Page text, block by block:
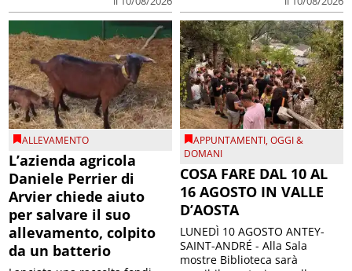
ALLEVAMENTO
L’azienda agricola
Daniele Perrier di
Arvier chiede aiuto
per salvare il suo
allevamento, colpito
da un batterio
APPUNTAMENTI,OGGI &
DOMANI
COSA FARE DAL 10 AL
16 AGOSTO IN VALLE
D’AOSTA
LUNEDÌ 10 AGOSTO ANTEY-
SAINT-ANDRÉ - Alla Sala
mostre Biblioteca sarà